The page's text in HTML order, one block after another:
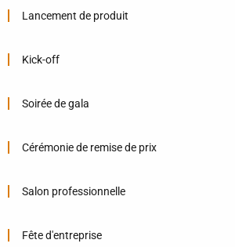
Lancement de produit
Kick-off
Soirée de gala
Cérémonie de remise de prix
Salon professionnelle
Fête d'entreprise